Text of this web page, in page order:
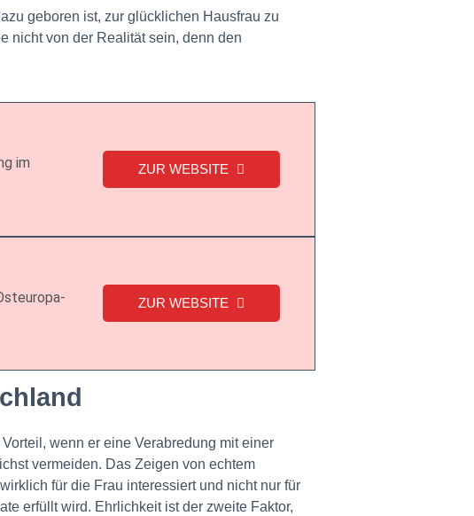
geboren ist, zur glücklichen Hausfrau zu
nicht von der Realität sein, denn den
im
ZUR WEBSITE
ZUR WEBSITE
wenn er eine Verabredung mit einer
vermeiden. Das Zeigen von echtem
für die Frau interessiert und nicht nur für
erfüllt wird. Ehrlichkeit ist der zweite Faktor,